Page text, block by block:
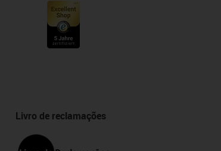
Livro de reclamações